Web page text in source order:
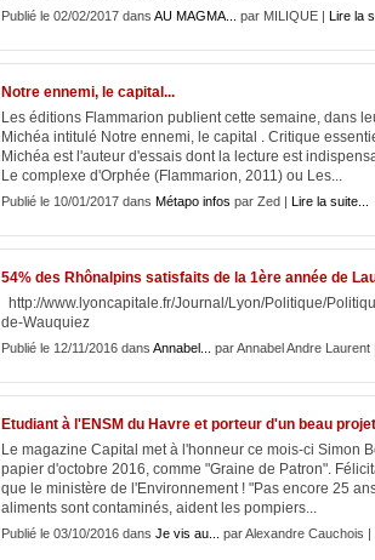
Publié le 02/02/2017 dans AU MAGMA... par MILIQUE | Lire la
Notre ennemi, le capital...
Les éditions Flammarion publient cette semaine, dans
Michéa intitulé Notre ennemi, le capital . Critique
Michéa est l'auteur d'essais dont la lecture est
Le complexe d'Orphée (Flammarion, 2011) ou Les...
Publié le 10/01/2017 dans Métapo infos par Zed | Lire la suite...
54% des Rhônalpins satisfaits de la 1ère année de
http://www.lyoncapitale.fr/Journal/Lyon/Politique/
de-Wauquiez
Publié le 12/11/2016 dans Annabel... par Annabel Andre Laurent |
Etudiant à l'ENSM du Havre et porteur d'un beau projet
Le magazine Capital met à l'honneur ce mois-ci Simon
papier d'octobre 2016, comme "Graine de Patron".
que le ministère de l'Environnement ! "Pas encore 25
aliments sont contaminés, aident les pompiers...
Publié le 03/10/2016 dans Je vis au... par Alexandre Cauchois |